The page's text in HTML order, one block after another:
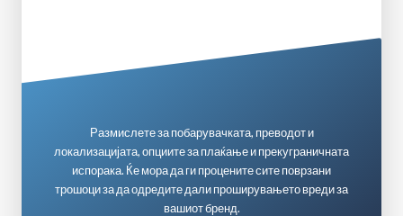
Размислете за побарувачката, преводот и
локализацијата, опциите за плаќање и прекуграничната
испорака. Ќе мора да ги процените сите поврзани
трошоци за да одредите дали проширувањето вреди за
вашиот бренд.